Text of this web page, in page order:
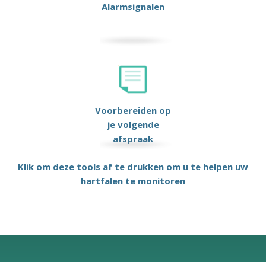
Alarmsignalen
Voorbereiden op
je volgende
afspraak
Klik om deze tools af te drukken om u te helpen uw
hartfalen te monitoren